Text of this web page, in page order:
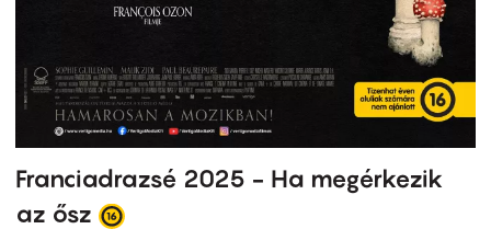
Franciadrazsé 2025 - Ha megérkezik
az ősz